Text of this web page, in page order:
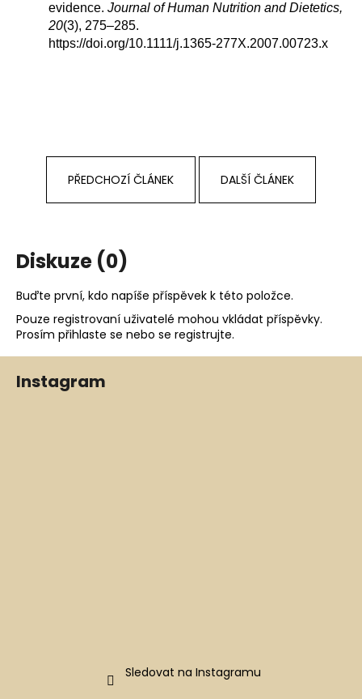
evidence. Journal of Human Nutrition and Dietetics,
20(3), 275–285.
https://doi.org/10.1111/j.1365-277X.2007.00723.x
PŘEDCHOZÍ ČLÁNEK DALŠÍ ČLÁNEK
Diskuze (0)
Buďte první, kdo napíše příspěvek k této položce.
Pouze registrovaní uživatelé mohou vkládat příspěvky.
Prosím přihlaste se nebo se registrujte.
Z
Instagram
Sledovat na Instagramu